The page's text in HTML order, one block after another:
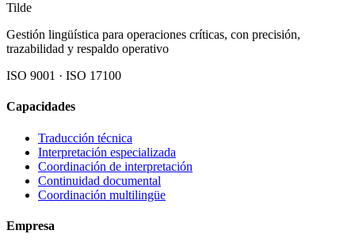
Tilde
Gestión lingüística para operaciones críticas, con precisión,
trazabilidad y respaldo operativo
ISO 9001 · ISO 17100
Capacidades
Traducción técnica
Interpretación especializada
Coordinación de interpretación
Continuidad documental
Coordinación multilingüe
Empresa